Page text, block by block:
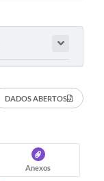
DADOS ABERTOS
Anexos